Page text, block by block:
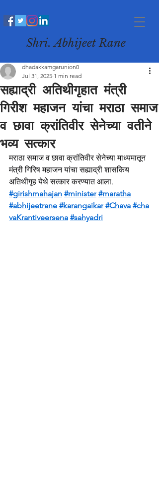
Shri. Abhijeet Rane
सह्याद्री अतिथीगृहात मंत्री
गिरीश महाजन यांचा मराठा समाज
व छावा क्रांतिवीर सेनेच्या वतीने
भव्य सत्कार
dhadakkamgarunion0
Jul 31, 2025 1 min read
मराठा समाज व छावा क्रांतिवीर सेनेच्या माध्यमातून
मंत्री गिरिष महाजन यांचा सह्याद्री शासकिय
अतिथीगृह येथे सत्कार करण्यात आला.
#girishmahajan #minister #maratha
#abhijeetrane #karangaikar #Chava #cha
vaKrantiveersena #sahyadri